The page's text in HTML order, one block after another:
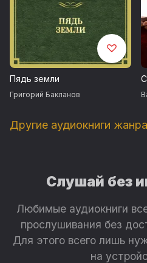
Пядь земли
Григорий Бакланов
Другие аудиокниги
Слушай без
Любимые аудиокниги
прослушивания без
Для этого всего лишь
на